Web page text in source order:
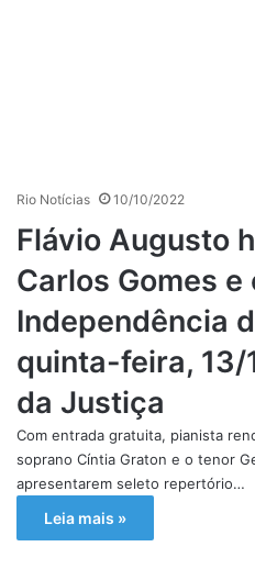
Rio Notícias 10/10/2022
Flávio Augusto
Carlos Gomes
Independência
quinta-feira, 13/
da Justiça
Com entrada gratuita, pianista
soprano Cíntia Graton e o tenor
apresentarem seleto repertório…
Leia mais »